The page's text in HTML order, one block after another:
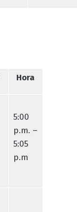
Hora
5:00
p.m. –
5:05
p.m